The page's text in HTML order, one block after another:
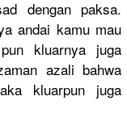
dengan paksa.
andai kamu mau
kluarnya juga
azali bahwa
kluarpun juga